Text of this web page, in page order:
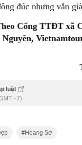
đúc nhưng vẫn
Cổng TTĐT xã
luật
+7)
Hoang Sơ